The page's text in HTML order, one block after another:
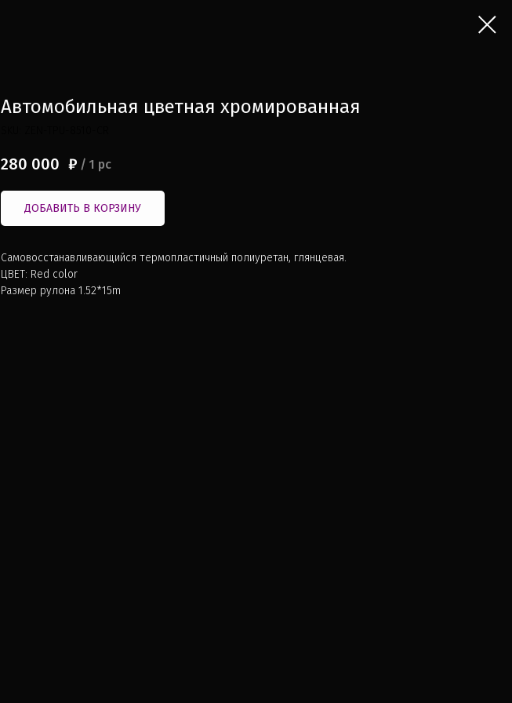
Автомобильная цветная хромированная
280 000 ₽ / 1 pc
ДОБАВИТЬ В КОРЗИНУ
Самовосстанавливающийся термопластичный полиуретан, глянцевая.
ЦВЕТ: Red color
Размер рулона 1.52*15m